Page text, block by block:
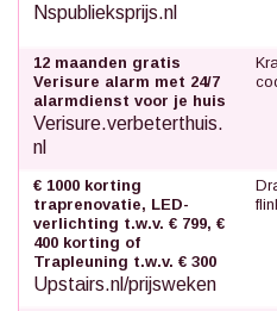
Nspublieksprijs.nl
12 maanden gratis
Verisure alarm met 24/7
alarmdienst voor je huis
Verisure.verbeterthuis.
nl
€ 1000 korting
traprenovatie, LED-
verlichting t.w.v. € 799, €
400 korting of
Trapleuning t.w.v. € 300
Upstairs.nl/prijsweken